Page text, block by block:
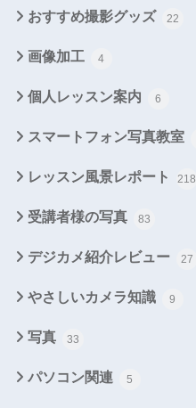
おすすめ撮影グッズ 22
画像加工 4
個人レッスン案内 6
スマートフォン写真教室
レッスン風景レポート 218
受講者様の写真 83
デジカメ紹介レビュー 27
やさしいカメラ知識 9
写真 33
パソコン関連 5